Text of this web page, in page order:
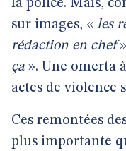
la police. Mais,
sur images, « les
rédaction en chef
ça ». Une omerta
actes de violence
Ces remontées
plus importante